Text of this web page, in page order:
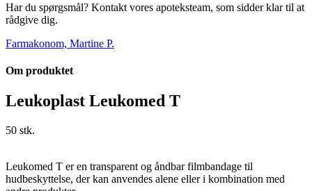
Har du spørgsmål? Kontakt vores apoteksteam, som sidder klar til at
rådgive dig.
Farmakonom, Martine P.
Om produktet
Leukoplast Leukomed T
50 stk.
Leukomed T er en transparent og åndbar filmbandage til
hudbeskyttelse, der kan anvendes alene eller i kombination med